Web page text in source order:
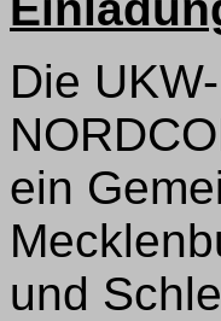
Die
ein
und